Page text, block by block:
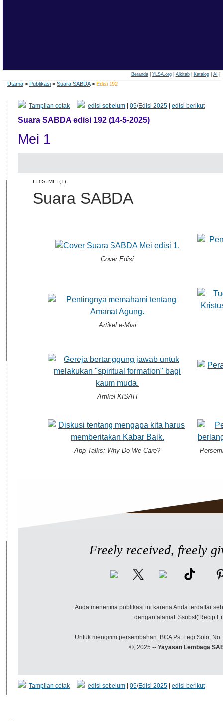
Beranda| YLSA.org| Alkitab| Katalog| AI
Utama > Publikasi > Suara SABDA > Edisi 192
Tampilan cetak edisi sebelum |05/Edisi 2025 |edisi berikut
Suara SABDA edisi 192 (14-5-2025)
Mei 1
EDISI MEI (1)
Suara SABDA
Cover Edisi
Artikel e-Misi
Artikel KISAH
App-Talks: Why Do We Care?
Freely received, freely
Anda menerima publikasi ini karena Anda terdaftar
dengan alamat:
Untuk mengirim persembahan: BCA Ps. Legi Solo,
©, 2025 -- Yayasan Lembaga
Tampilan cetak edisi sebelum |05/Edisi 2025 |edisi berikut